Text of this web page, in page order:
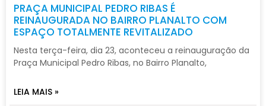
PRAÇA MUNICIPAL PEDRO RIBAS É
REINAUGURADA NO BAIRRO PLANALTO COM
ESPAÇO TOTALMENTE REVITALIZADO
Nesta terça-feira, dia 23, aconteceu a reinauguração da
Praça Municipal Pedro Ribas, no Bairro Planalto,
LEIA MAIS »